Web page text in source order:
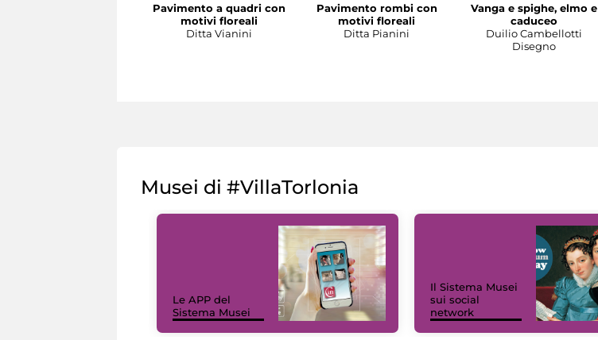
Pavimento a quadri con
motivi floreali
Ditta Vianini
Pavimento rombi con
motivi floreali
Ditta Pianini
Vanga e spighe, elmo e
caduceo
Duilio Cambellotti
Disegno
Musei di #VillaTorlonia
Le APP del
Sistema Musei
Il Sistema Musei
sui social
network